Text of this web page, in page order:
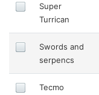
Super
Turrican
Swords and
serpencs
Tecmo